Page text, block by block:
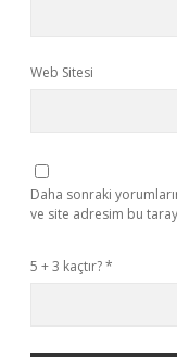
Web Sitesi
Daha sonraki
ve site adresim bu
5 + 3 kaçtır?*